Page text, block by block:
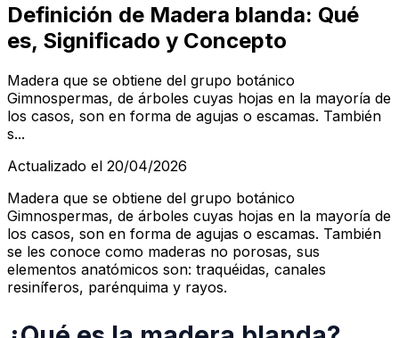
Definición de Madera blanda: Qué
es, Significado y Concepto
Madera que se obtiene del grupo botánico
Gimnospermas, de árboles cuyas hojas en la mayoría de
los casos, son en forma de agujas o escamas. También
s...
Actualizado el 20/04/2026
Madera que se obtiene del grupo botánico
Gimnospermas, de árboles cuyas hojas en la mayoría de
los casos, son en forma de agujas o escamas. También
se les conoce como maderas no porosas, sus
elementos anatómicos son: traquéidas, canales
resiníferos, parénquima y rayos.